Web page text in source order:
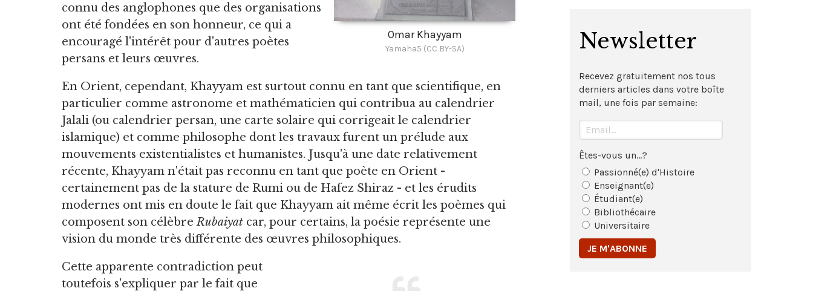
Omar Khayyam
Yamaha5 (CC BY-SA)
connu des anglophones que des organisations
ont été fondées en son honneur, ce qui a
encouragé l'intérêt pour d'autres poètes
persans et leurs œuvres.
En Orient, cependant, Khayyam est surtout connu en tant que scientifique, en
particulier comme astronome et mathématicien qui contribua au calendrier
Jalali (ou calendrier persan, une carte solaire qui corrigeait le calendrier
islamique) et comme philosophe dont les travaux furent un prélude aux
mouvements existentialistes et humanistes. Jusqu'à une date relativement
récente, Khayyam n'était pas reconnu en tant que poète en Orient -
certainement pas de la stature de Rumi ou de Hafez Shiraz - et les érudits
modernes ont mis en doute le fait que Khayyam ait même écrit les poèmes qui
composent son célèbreRubaiyat car, pour certains, la poésie représente une
vision du monde très différente des œuvres philosophiques.
Cette apparente contradiction peut
toutefois s'expliquer par le fait que
Newsletter
Recevez gratuitement nos tous
derniers articles dans votre boîte
mail, une fois par semaine:
Êtes-vous un...?
Passionné(e) d'Histoire
Enseignant(e)
Étudiant(e)
Bibliothécaire
Universitaire